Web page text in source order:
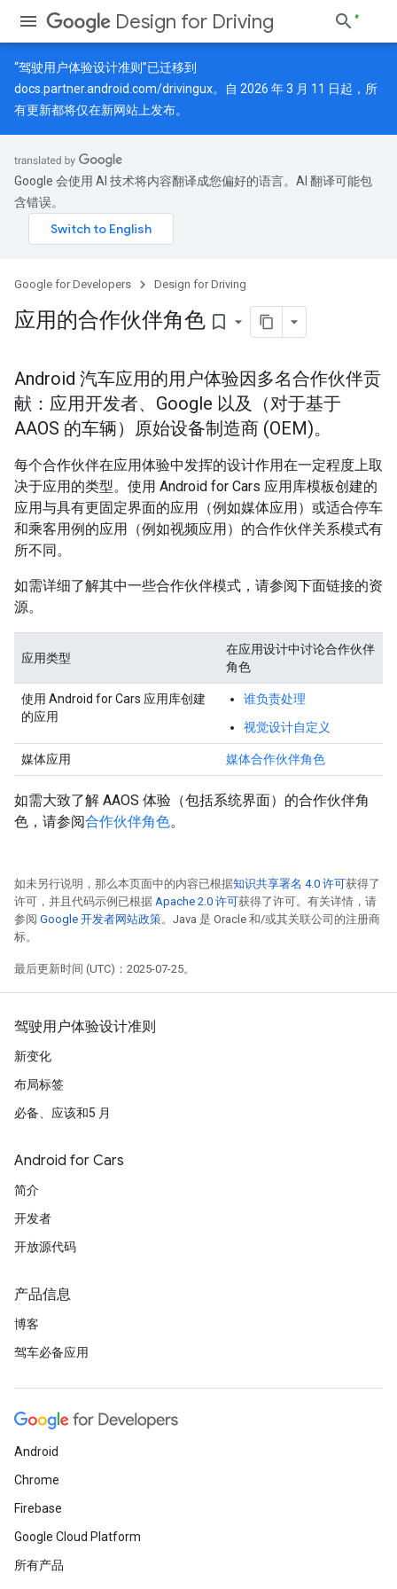
Design for Driving
“驾驶用户体验设计准则”已迁移到
docs.partner.android.com/drivingux。自 2026 年 3 月 11 日起，所
有更新都将仅在新网站上发布。
Google 会使用 AI 技术将内容翻译成您偏好的语言。AI 翻译可能包
含错误。
Google for Developers Design for Driving
应用的合作伙伴角色 bookmark_border
Android 汽车应用的用户体验因多名合作伙伴贡
献：应用开发者、Google 以及（对于基于
AAOS 的车辆）原始设备制造商 (OEM)。
每个合作伙伴在应用体验中发挥的设计作用在一定程度上取
决于应用的类型。使用 Android for Cars 应用库模板创建的
应用与具有更固定界面的应用（例如媒体应用）或适合停车
和乘客用例的应用（例如视频应用）的合作伙伴关系模式有
所不同。
如需详细了解其中一些合作伙伴模式，请参阅下面链接的资
源。
应用类型
在应用设计中讨论合作伙伴
角色
使用 Android for Cars 应用库创建
的应用
谁负责处理
视觉设计自定义
媒体应用 媒体合作伙伴角色
如需大致了解 AAOS 体验（包括系统界面）的合作伙伴角
色，请参阅合作伙伴角色。
如未另行说明，那么本页面中的内容已根据知识共享署名 4.0 许可获得了
许可，并且代码示例已根据 Apache 2.0 许可获得了许可。有关详情，请
参阅 Google 开发者网站政策。Java 是 Oracle 和/或其关联公司的注册商
标。
最后更新时间 (UTC)：2025-07-25。
驾驶用户体验设计准则
新变化
布局标签
必备、应该和5 月
Android for Cars
简介
开发者
开放源代码
产品信息
博客
驾车必备应用
Android
Chrome
Firebase
Google Cloud Platform
所有产品